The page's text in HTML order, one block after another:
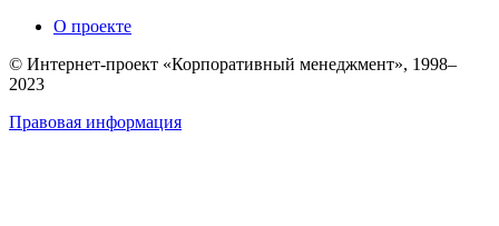
О проекте
© Интернет-проект «Корпоративный менеджмент», 1998–
2023
Правовая информация